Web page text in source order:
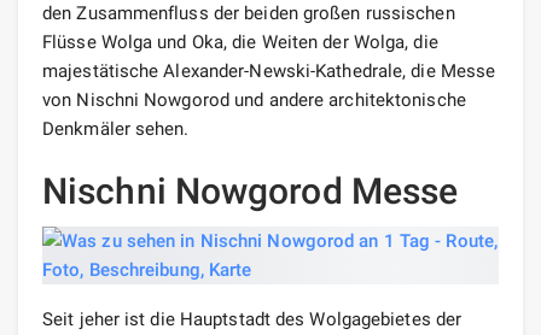
den Zusammenfluss der beiden großen russischen
Flüsse Wolga und Oka, die Weiten der Wolga, die
majestätische Alexander-Newski-Kathedrale, die Messe
von Nischni Nowgorod und andere architektonische
Denkmäler sehen.
Nischni Nowgorod Messe
Seit jeher ist die Hauptstadt des Wolgagebietes der